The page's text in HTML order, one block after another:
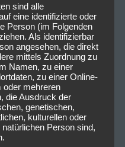
sind alle
eine identifizierte oder
Person (im Folgenden
Als identifizierbar
angesehen, die direkt
mittels Zuordnung zu
Namen, zu einer
zu einer Online-
oder mehreren
die Ausdruck der
genetischen,
kulturellen oder
Person sind,